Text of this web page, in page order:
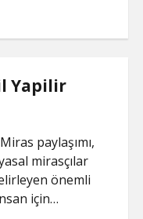
Yapilir
paylaşımı,
mirasçılar
önemli
için…